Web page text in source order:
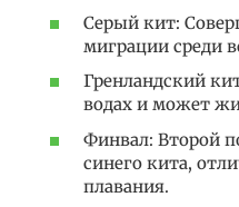
Серый кит:
миграции среди
Гренландский
водах и может
Финвал: Второй
синего кита,
плавания.